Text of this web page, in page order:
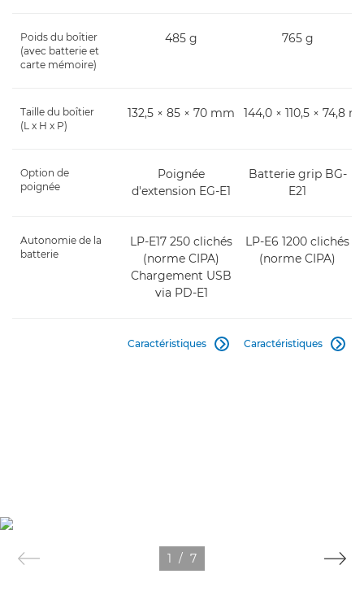
Poids du boîtier
(avec batterie et
carte mémoire)
485 g 765 g
Taille du boîtier
(L x H x P)
132,5 × 85 × 70 mm 144,0 × 110,5 × 74,8
Option de
poignée
Poignée
d'extension EG-E1
Batterie grip BG-
E21
Autonomie de la
batterie
LP-E17 250 clichés
(norme CIPA)
Chargement USB
via PD-E1
LP-E6 1200 clichés
(norme CIPA)
Caractéristiques  Caractéristiques 
1 / 7